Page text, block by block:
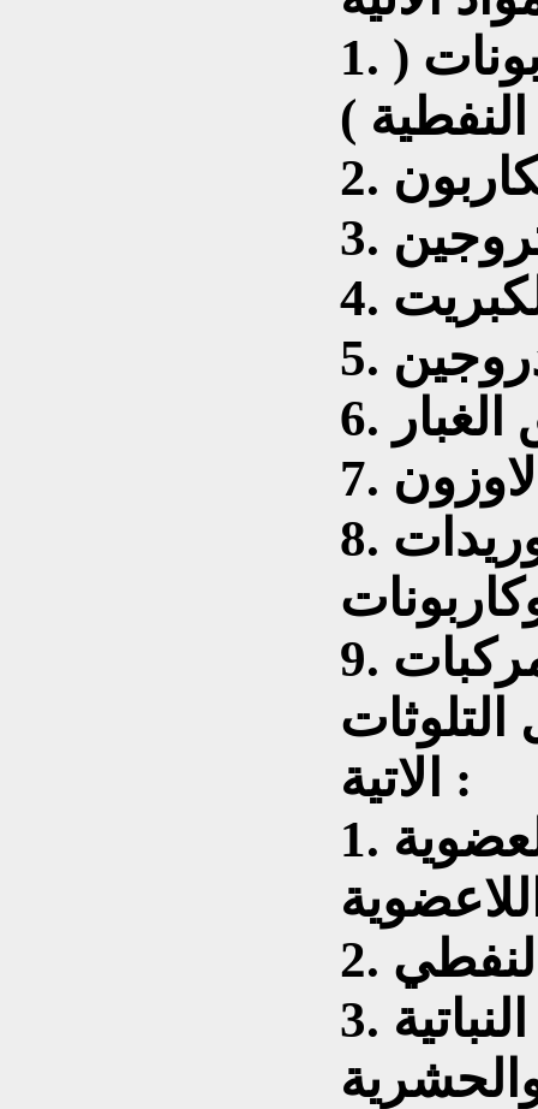
1. التلوث بالهايدوكاربونات (
)
الغبار
8. التلوث بفلوريدات وكلوريدات
الاتية :
1. التلوث بالاملاح العضوية
النفطي
3. التلوث بالمبيدات النباتية